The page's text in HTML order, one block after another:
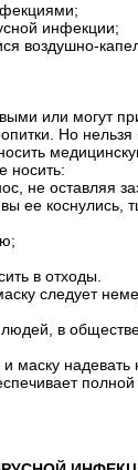
инфекции;
воздушно-
или могут
Но
носить:
не оставляя
ее
в отходы.
следует
в
надевать